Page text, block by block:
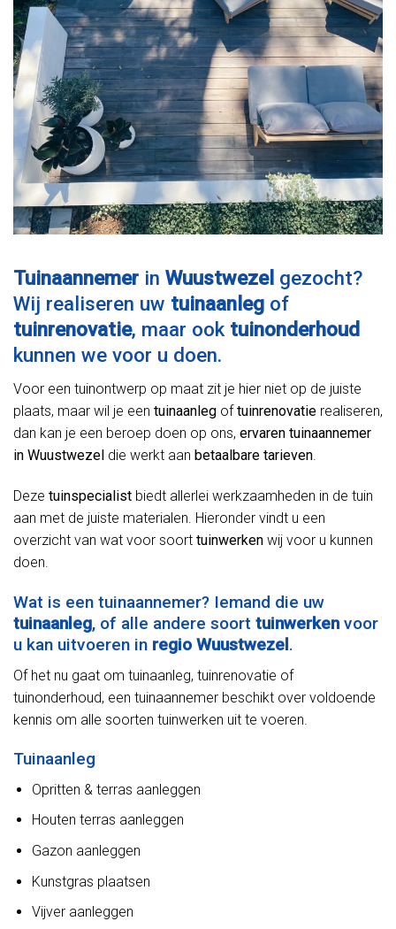
Tuinaannemer in Wuustwezel gezocht?
Wij realiseren uw tuinaanleg of
tuinrenovatie, maar ook tuinonderhoud
kunnen we voor u doen.
Voor een tuinontwerp op maat zit je hier niet op de juiste
plaats, maar wil je een tuinaanleg of tuinrenovatie realiseren,
dan kan je een beroep doen op ons, ervaren tuinaannemer
in Wuustwezel die werkt aan betaalbare tarieven.
Deze tuinspecialist biedt allerlei werkzaamheden in de tuin
aan met de juiste materialen. Hieronder vindt u een
overzicht van wat voor soort tuinwerken wij voor u kunnen
doen.
Wat is een tuinaannemer? Iemand die uw
tuinaanleg, of alle andere soort tuinwerken voor
u kan uitvoeren in regio Wuustwezel.
Of het nu gaat om tuinaanleg, tuinrenovatie of
tuinonderhoud, een tuinaannemer beschikt over voldoende
kennis om alle soorten tuinwerken uit te voeren.
Tuinaanleg
Opritten & terras aanleggen
Houten terras aanleggen
Gazon aanleggen
Kunstgras plaatsen
Vijver aanleggen